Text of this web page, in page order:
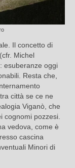
Il concetto di
Michel
esuberanze oggi
Resta che,
città se ce ne
Viganò, che
cognomi pozzesi.
vedova, come è
cascina
Minori di